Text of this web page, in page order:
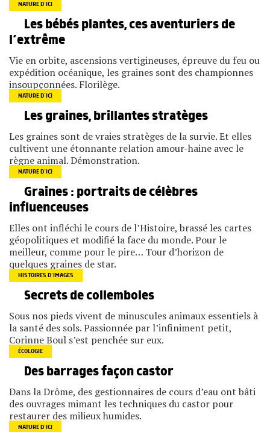
NATURE D’ICI
Les bébés plantes, ces aventuriers de
l’extrême
Vie en orbite, ascensions vertigineuses, épreuve du feu ou
expédition océanique, les graines sont des championnes
insoupçonnées. Florilège.
NATURE D’ICI
Les graines, brillantes stratèges
Les graines sont de vraies stratèges de la survie. Et elles
cultivent une étonnante relation amour-haine avec le
règne animal. Démonstration.
NATURE D’ICI
Graines : portraits de célèbres
influenceuses
Elles ont infléchi le cours de l’Histoire, brassé les cartes
géopolitiques et modifié la face du monde. Pour le
meilleur, comme pour le pire… Tour d’horizon de
quelques graines de star.
HISTOIRES D’IMAGES
Secrets de collemboles
Sous nos pieds vivent de minuscules animaux essentiels à
la santé des sols. Passionnée par l’infiniment petit,
Corinne Boul s’est penchée sur eux.
ÉCOLOGIE
Des barrages façon castor
Dans la Drôme, des gestionnaires de cours d’eau ont bâti
des ouvrages mimant les techniques du castor pour
restaurer des milieux humides.
NATURE D’ICI